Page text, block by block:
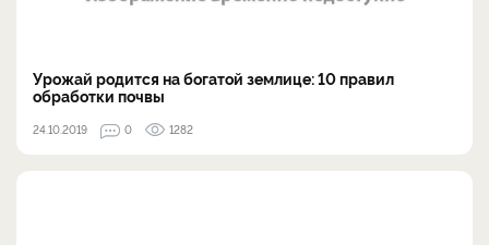
Урожай родится на богатой землице: 10 правил
обработки почвы
24.10.2019 0 1282